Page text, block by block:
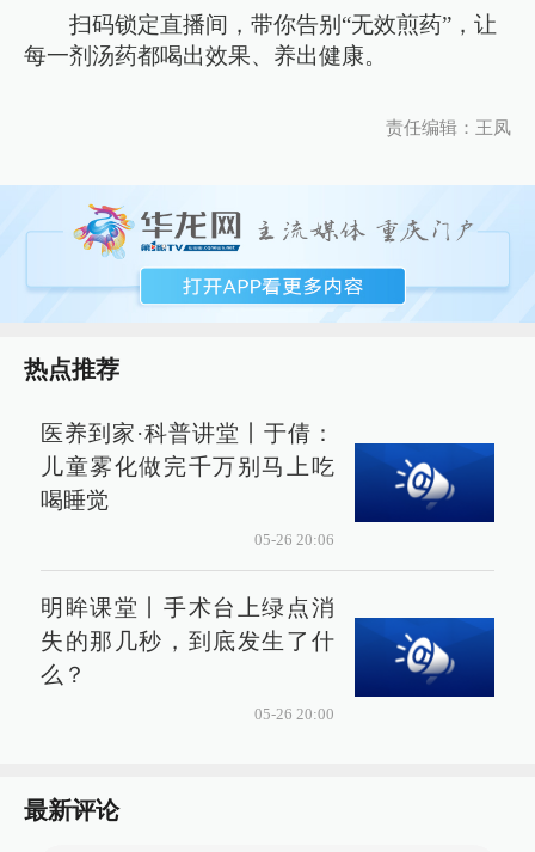
扫码锁定直播间，带你告别“无效煎药”，让
每一剂汤药都喝出效果、养出健康。
责任编辑：王凤
热点推荐
医养到家·科普讲堂丨于倩：
儿童雾化做完千万别马上吃
喝睡觉
05-26 20:06
明眸课堂丨手术台上绿点消
失的那几秒，到底发生了什
么？
05-26 20:00
最新评论